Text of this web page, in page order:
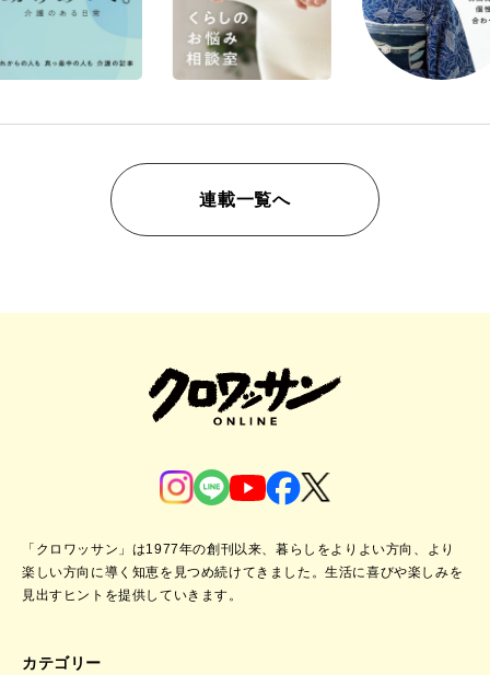
連載一覧へ
「クロワッサン」は1977年の創刊以来、暮らしをよりよい方向、より
楽しい方向に導く知恵を見つめ続けてきました。生活に喜びや楽しみを
見出すヒントを提供していきます。
カテゴリー